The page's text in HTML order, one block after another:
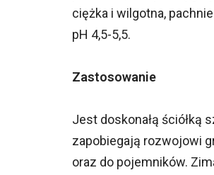
ciężka i wilgotna,
pH 4,5-5,5.
Zastosowanie
Jest doskonałą ściółką
zapobiegają rozwojowi
oraz do pojemników.